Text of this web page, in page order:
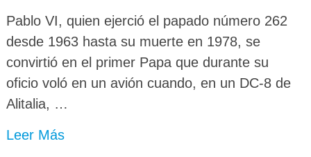
Pablo VI, quien ejerció el papado número 262
desde 1963 hasta su muerte en 1978, se
convirtió en el primer Papa que durante su
oficio voló en un avión cuando, en un DC-8 de
Alitalia, …
Leer Más